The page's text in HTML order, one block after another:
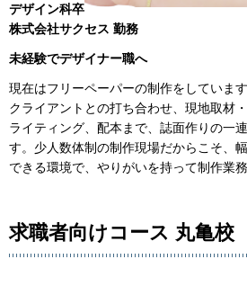
デザイン科卒
株式会社サクセス 勤務
未経験でデザイナー職へ
現在はフリーペーパーの制作をしていま
クライアントとの打ち合わせ、現地取材
ライティング、配本まで、誌面作りの一
す。少人数体制の制作現場だからこそ、
できる環境で、やりがいを持って制作業
求職者向けコース 丸亀校